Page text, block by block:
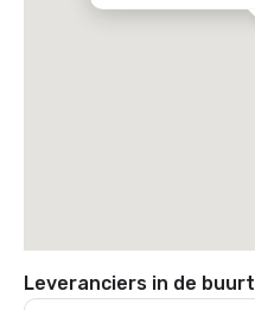
Leveranciers in de buurt